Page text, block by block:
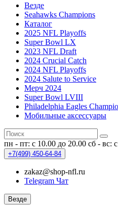
Везде
Seahawks Champions
Каталог
2025 NFL Playoffs
Super Bowl LX
2023 NFL Draft
2024 Crucial Catch
2024 NFL Playoffs
2024 Salute to Service
Мерч 2024
Super Bowl LVIII
Philadelphia Eagles
Мобильные аксессуары
пн - пт: с 10.00 до 20.00 сб - вс:
+7(499) 450-64-84
zakaz@shop-nfl.ru
Telegram Чат
Везде